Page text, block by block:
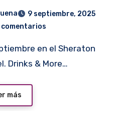
9 septiembre, 2025
comentarios
Drinks & More…
más